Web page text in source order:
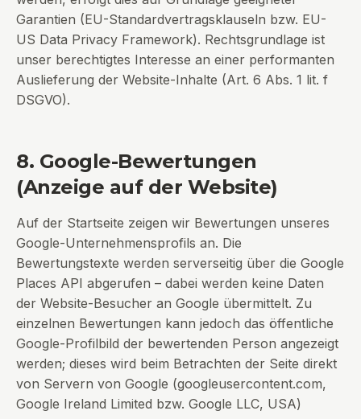
Garantien (EU-Standardvertragsklauseln bzw. EU-
US Data Privacy Framework). Rechtsgrundlage ist
unser berechtigtes Interesse an einer performanten
Auslieferung der Website-Inhalte (Art. 6 Abs. 1 lit. f
DSGVO).
8. Google-Bewertungen
(Anzeige auf der Website)
Auf der Startseite zeigen wir Bewertungen unseres
Google-Unternehmensprofils an. Die
Bewertungstexte werden serverseitig über die Google
Places API abgerufen – dabei werden keine Daten
der Website-Besucher an Google übermittelt. Zu
einzelnen Bewertungen kann jedoch das öffentliche
Google-Profilbild der bewertenden Person angezeigt
werden; dieses wird beim Betrachten der Seite direkt
von Servern von Google (googleusercontent.com,
Google Ireland Limited bzw. Google LLC, USA)